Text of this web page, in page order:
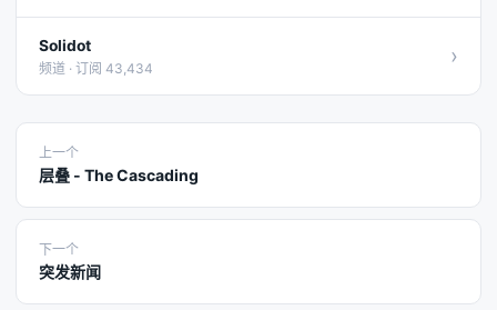
Solidot
频道 · 订阅 43,434 ›
上一个
层叠 - The Cascading
下一个
突发新闻